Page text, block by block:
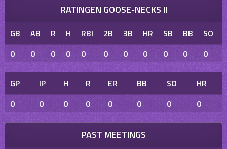
RATINGEN GOOSE-NECKS II
GB AB R H RBI 2B 3B HR SB BB SO
0
0 0 0 0 0 0 0 0 0 0
GP IP H R ER BB SO
HR
0
0 0 0 0 0 0 0
PAST MEETINGS